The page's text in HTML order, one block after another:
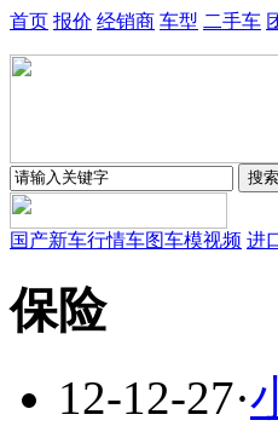
首页 报价 经销商 车型 二手车
国产新车行情车图车模视频 进
保险
12-12-27·